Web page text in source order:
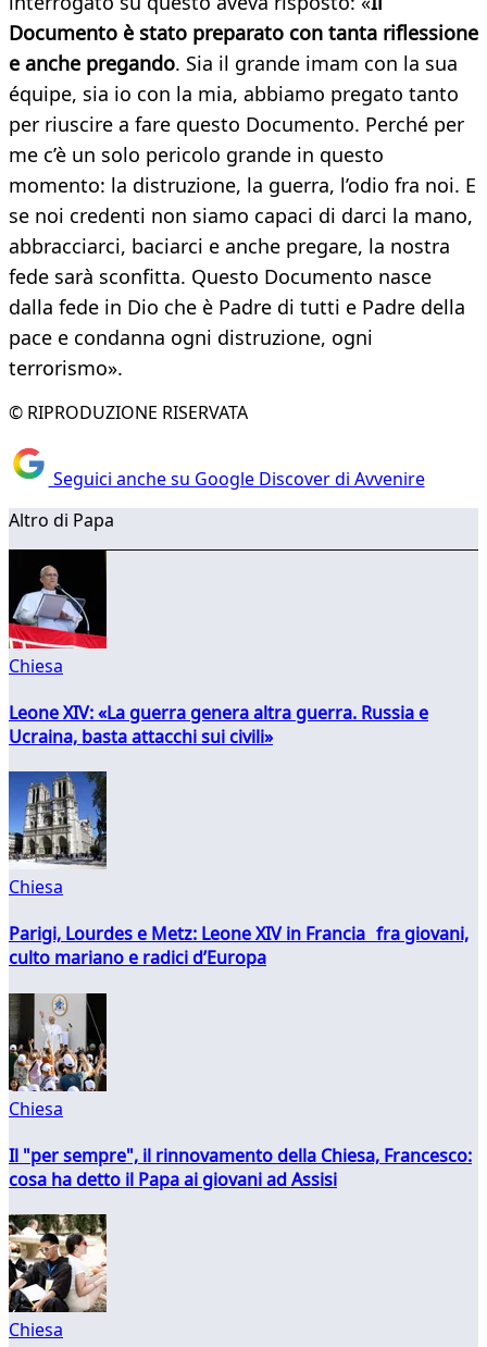
Documento è stato preparato con tanta riflessione
e anche pregando. Sia il grande imam con la sua
équipe, sia io con la mia, abbiamo pregato tanto
per riuscire a fare questo Documento. Perché per
me c’è un solo pericolo grande in questo
momento: la distruzione, la guerra, l’odio fra noi. E
se noi credenti non siamo capaci di darci la mano,
abbracciarci, baciarci e anche pregare, la nostra
fede sarà sconfitta. Questo Documento nasce
dalla fede in Dio che è Padre di tutti e Padre della
pace e condanna ogni distruzione, ogni
terrorismo».
© RIPRODUZIONE RISERVATA
Seguici anche su Google Discover di Avvenire
Altro di Papa
Chiesa
Leone XIV: «La guerra genera altra guerra. Russia e
Ucraina, basta attacchi sui civili»
Chiesa
Parigi, Lourdes e Metz: Leone XIV in Francia fra giovani,
culto mariano e radici d’Europa
Chiesa
Il "per sempre", il rinnovamento della Chiesa, Francesco:
cosa ha detto il Papa ai giovani ad Assisi
Chiesa